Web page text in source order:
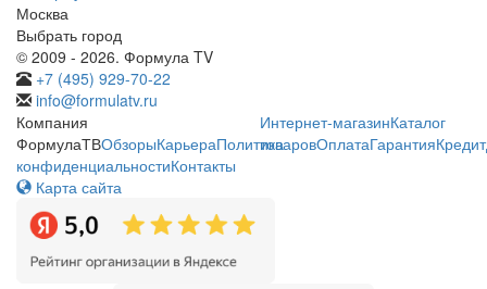
Москва
Выбрать город
© 2009 - 2026. Формула TV
+7 (495) 929-70-22
info@formulatv.ru
Компания
ФормулаТВОбзорыКарьераПолитика
конфиденциальностиКонтакты
Интернет-магазинКаталог
товаровОплатаГарантияКредит
Карта сайта